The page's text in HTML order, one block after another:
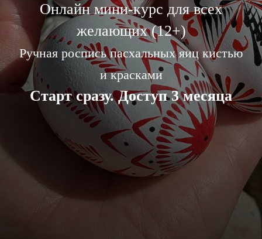
Онлайн мини-курс для всех
желающих (12+)
Ручная роспись пасхальных яиц кистью
и красками
Старт сразу. Доступ 3 месяца